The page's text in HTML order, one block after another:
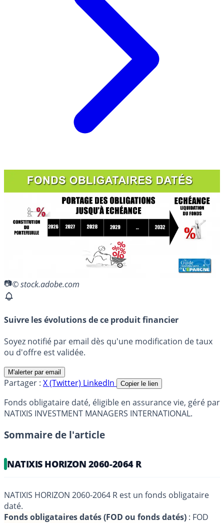
© stock.adobe.com
Suivre les évolutions de ce produit financier
Soyez notifié par email dès qu'une modification de taux
ou d'offre est validée.
M'alerter par email
Partager : X (Twitter) LinkedIn Copier le lien
Fonds obligataire daté, éligible en assurance vie, géré par
NATIXIS INVESTMENT MANAGERS INTERNATIONAL.
Sommaire de l'article
NATIXIS HORIZON 2060-2064 R
NATIXIS HORIZON 2060-2064 R est un fonds obligataire
daté.
Fonds obligataires datés (FOD ou fonds datés) : FOD